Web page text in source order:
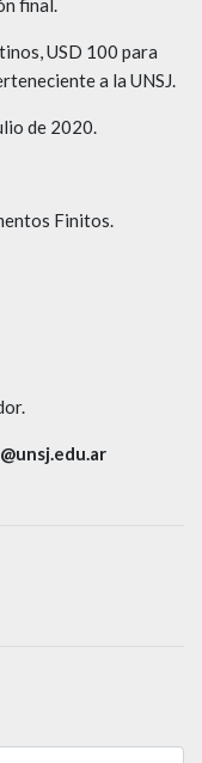
final.
USD 100 para
a la UNSJ.
de 2020.
Finitos.